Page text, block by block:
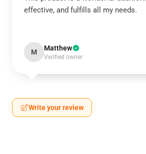
effective, and fulfills all my needs.
M Matthew
Verified owner
Write your review